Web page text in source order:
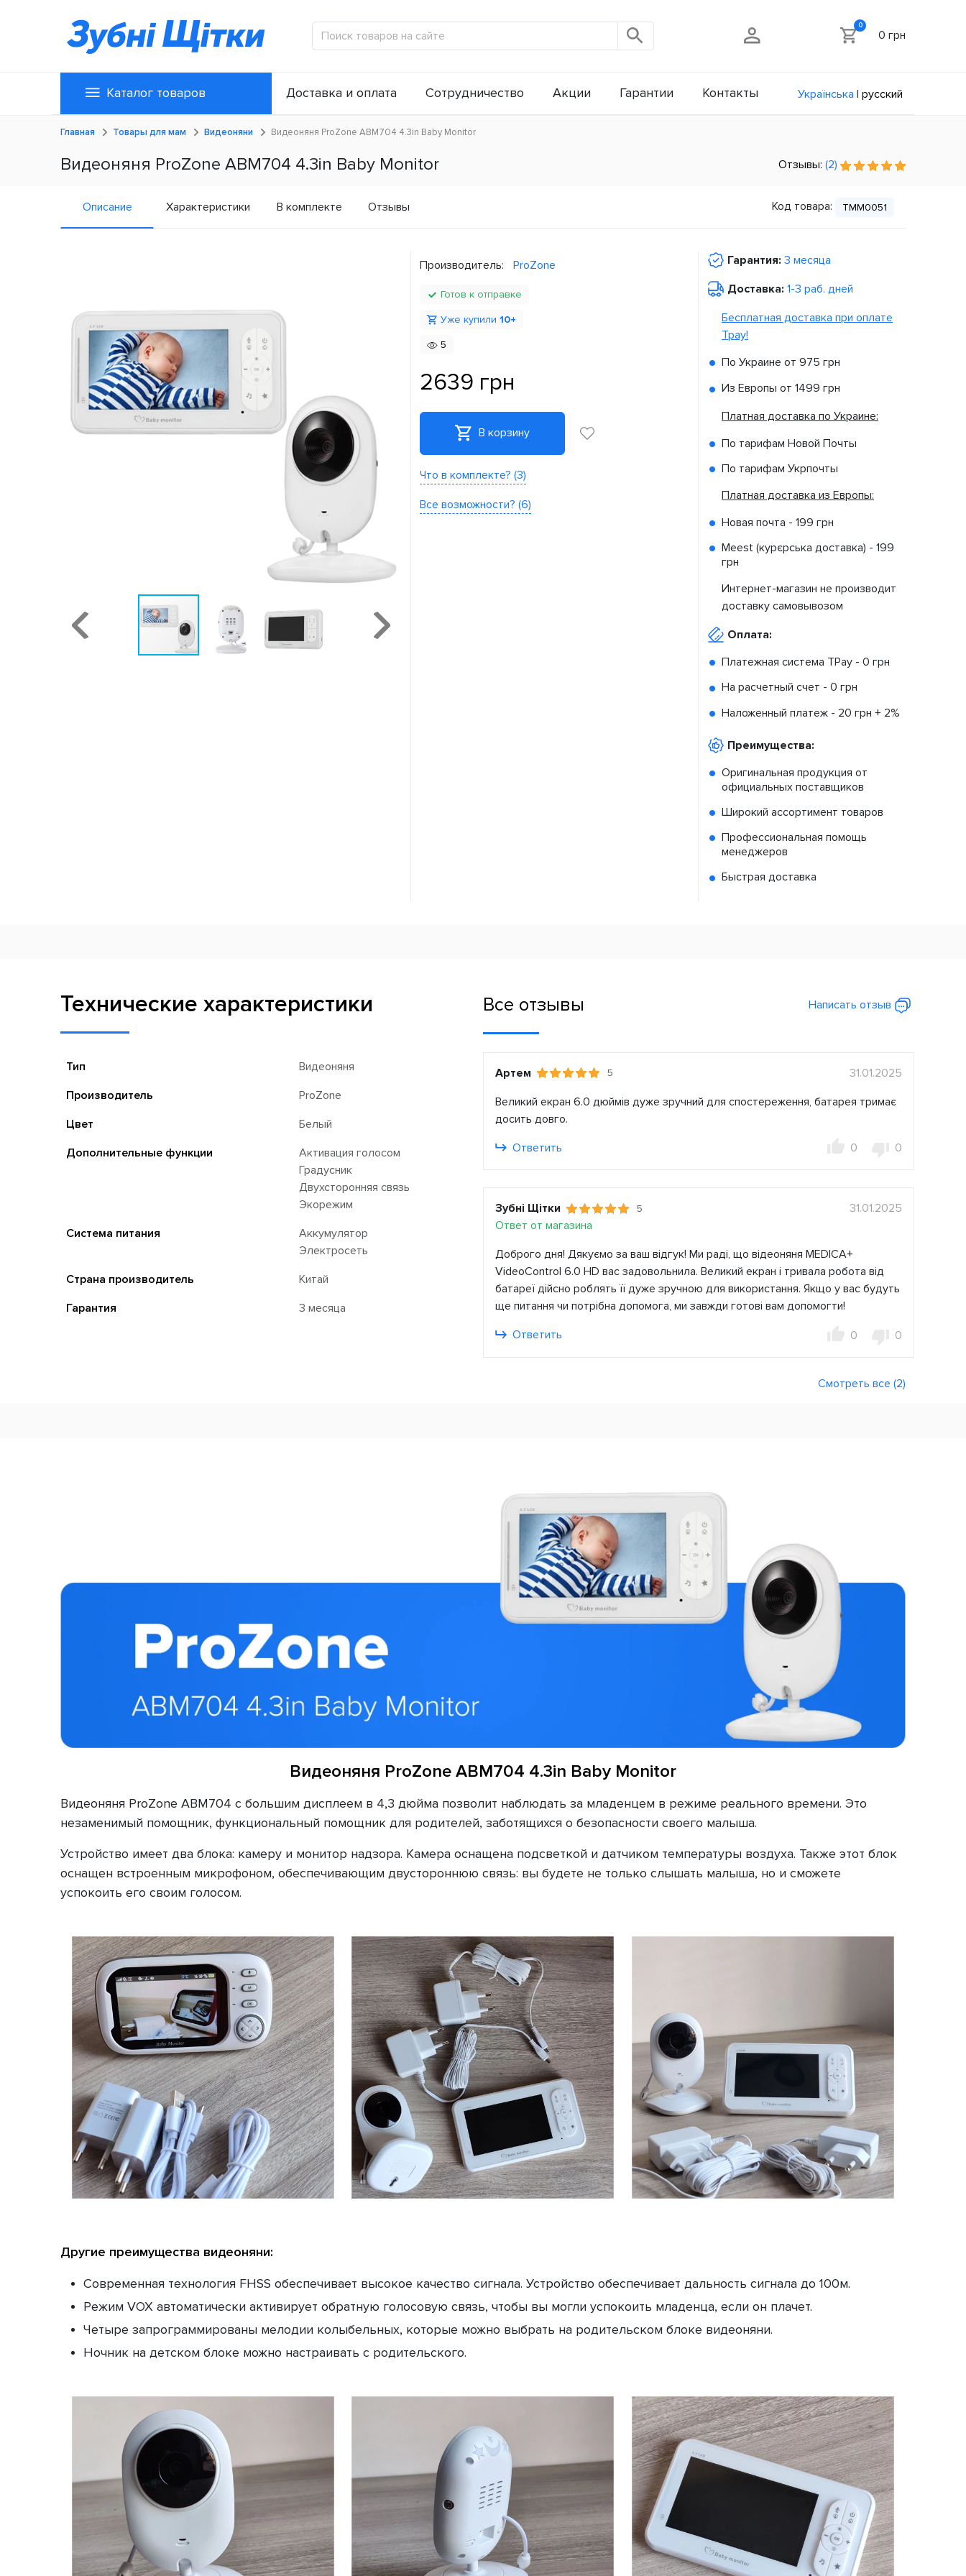
0
0 грн
Каталог товаров Доставка и оплата Сотрудничество Акции Гарантии Контакты Українська | русский
Главная Товары для мам Видеоняни Видеоняня ProZone ABM704 4.3in Baby Monitor
Видеоняня ProZone ABM704 4.3in Baby Monitor Отзывы: (2)
Описание Характеристики В комплекте Отзывы Код товара: TMM0051
Производитель: ProZone
Готов к отправке
Уже купили 10+
5
2639 грн
В корзину
Что в комплекте? (3)
Все возможности? (6)
Гарантия: 3 месяца
Доставка: 1-3 раб. дней
Бесплатная доставка при оплате
Tpay!
По Украине от 975 грн
Из Европы от 1499 грн
Платная доставка по Украине:
По тарифам Новой Почты
По тарифам Укрпочты
Платная доставка из Европы:
Новая почта - 199 грн
Meest (курєрська доставка) - 199
грн
Интернет-магазин не производит
доставку самовывозом
Оплата:
Платежная система TPay - 0 грн
На расчетный счет - 0 грн
Наложенный платеж - 20 грн + 2%
Преимущества:
Оригинальная продукция от
официальных поставщиков
Широкий ассортимент товаров
Профессиональная помощь
менеджеров
Быстрая доставка
Технические характеристики
Тип
Видеоняня
Производитель
ProZone
Цвет
Белый
Дополнительные функции
Активация голосом
Градусник
Двухсторонняя связь
Экорежим
Система питания
Аккумулятор
Электросеть
Страна производитель
Китай
Гарантия
3 месяца
Все отзывы Написать отзыв
Артем 5
31.01.2025
Великий екран 6.0 дюймів дуже зручний для спостереження, батарея тримає
досить довго.
Ответить
0 0
Зубні Щітки 5
Ответ от магазина
31.01.2025
Доброго дня! Дякуємо за ваш відгук! Ми раді, що відеоняня MEDICA+
VideoControl 6.0 HD вас задовольнила. Великий екран і тривала робота від
батареї дійсно роблять її дуже зручною для використання. Якщо у вас будуть
ще питання чи потрібна допомога, ми завжди готові вам допомогти!
Ответить
0 0
Смотреть все (2)
Видеоняня ProZone ABM704 4.3in Baby Monitor
Видеоняня ProZone ABM704 с большим дисплеем в 4,3 дюйма позволит наблюдать за младенцем в режиме реального времени. Это
незаменимый помощник, функциональный помощник для родителей, заботящихся о безопасности своего малыша.
Устройство имеет два блока: камеру и монитор надзора. Камера оснащена подсветкой и датчиком температуры воздуха. Также этот блок
оснащен встроенным микрофоном, обеспечивающим двустороннюю связь: вы будете не только слышать малыша, но и сможете
успокоить его своим голосом.
Другие преимущества видеоняни:
Современная технология FHSS обеспечивает высокое качество сигнала. Устройство обеспечивает дальность сигнала до 100м.
Режим VОХ автоматически активирует обратную голосовую связь, чтобы вы могли успокоить младенца, если он плачет.
Четыре запрограммированы мелодии колыбельных, которые можно выбрать на родительском блоке видеоняни.
Ночник на детском блоке можно настраивать с родительского.